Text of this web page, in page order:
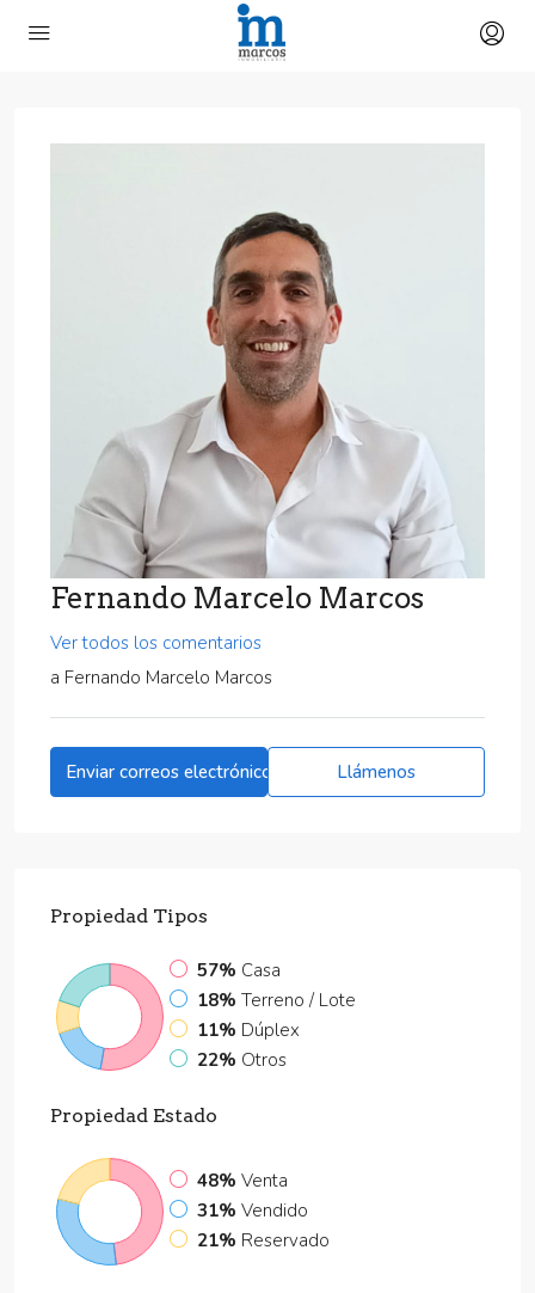
Fernando Marcelo Marcos
Ver todos los comentarios
a Fernando Marcelo Marcos
Enviar correos electrónicos Llámenos
Propiedad Tipos
57% Casa
18% Terreno / Lote
11% Dúplex
22% Otros
Propiedad Estado
48% Venta
31% Vendido
21% Reservado